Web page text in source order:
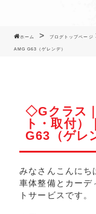
ホーム ブログトップページ
AMG G63（ゲレンデ）
◇Gクラス
ト・取付
G63（ゲレ
みなさんこんにち
車体整備とカーデ
トサービスです。